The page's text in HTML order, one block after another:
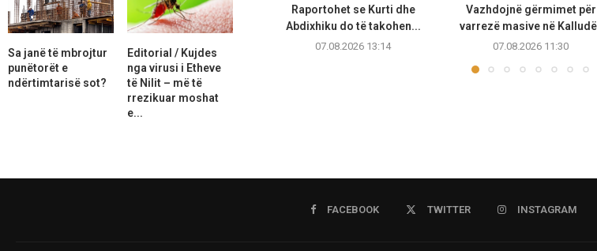
Raportohet se Kurti dhe
Abdixhiku do të takohen...
07.08.2026 13:14
Vazhdojnë gërmimet për
varrezë masive në
07.08.2026 11:30
Sa janë të mbrojtur
punëtorët e
ndërtimtarisë sot?
Editorial / Kujdes
nga virusi i Etheve
të Nilit – më të
rrezikuar moshat
e...
FACEBOOK TWITTER INSTAGRAM